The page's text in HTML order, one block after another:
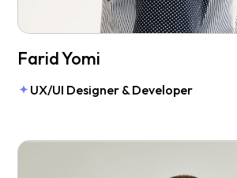
Farid Yomi
UX/UI Designer & Developer